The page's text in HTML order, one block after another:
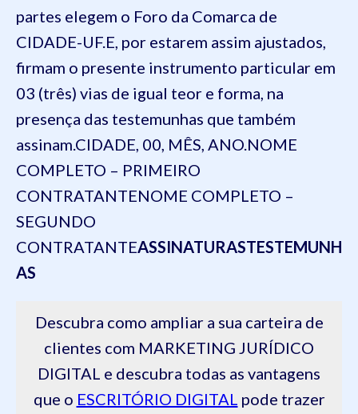
partes elegem o Foro da Comarca de
CIDADE-UF.E, por estarem assim ajustados,
firmam o presente instrumento particular em
03 (três) vias de igual teor e forma, na
presença das testemunhas que também
assinam.CIDADE, 00, MÊS, ANO.NOME
COMPLETO – PRIMEIRO
CONTRATANTENOME COMPLETO –
SEGUNDO
CONTRATANTEASSINATURASTESTEMUNH
AS
Descubra como ampliar a sua carteira de
clientes com MARKETING JURÍDICO
DIGITAL e descubra todas as vantagens
que o ESCRITÓRIO DIGITAL pode trazer